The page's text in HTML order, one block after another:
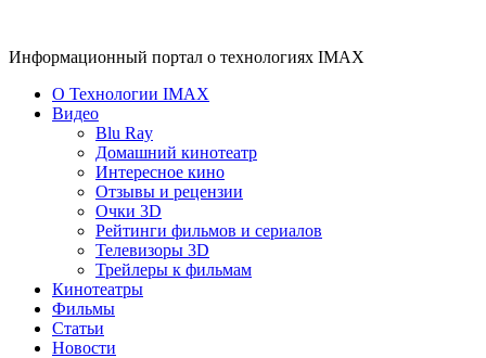
Информационный портал о технологиях IMAX
О Технологии IMAX
Видео
Blu Ray
Домашний кинотеатр
Интересное кино
Отзывы и рецензии
Очки 3D
Рейтинги фильмов и сериалов
Телевизоры 3D
Трейлеры к фильмам
Кинотеатры
Фильмы
Статьи
Новости